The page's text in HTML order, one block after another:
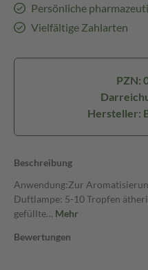
Persönliche
Vielfältige Zahlarten
PZN:
Hersteller:
Beschreibung
Anwendung:Zur
Duftlampe: 5-10 Tropfen
gefüllte… Mehr
Bewertungen